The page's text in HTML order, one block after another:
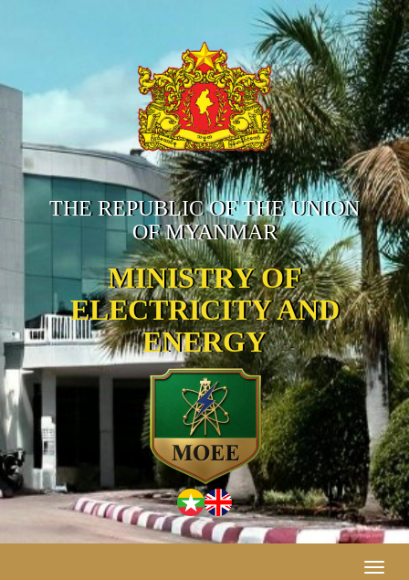
THE REPUBLIC OF THE UNION
OF MYANMAR
MINISTRY OF
ELECTRICITY AND
ENERGY
Toggle